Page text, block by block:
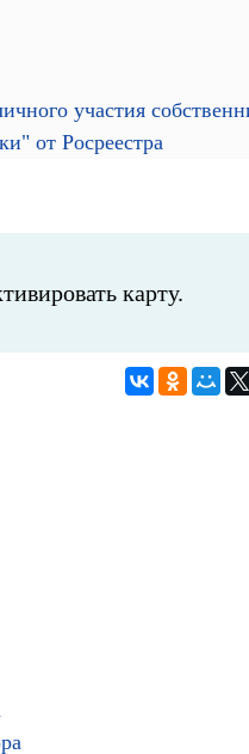
участия
от Росреестра
карту.